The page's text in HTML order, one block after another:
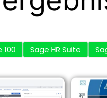
100 Sage HR Suite